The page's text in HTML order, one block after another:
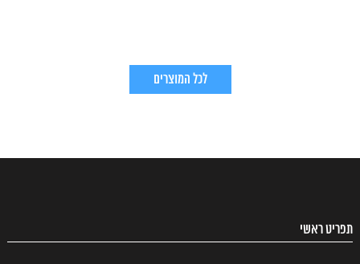
לכל המוצרים
תפריט ראשי